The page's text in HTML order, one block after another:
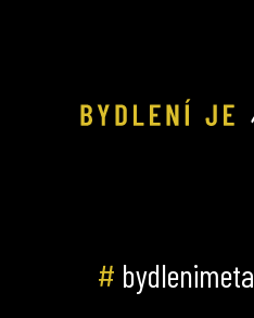
# bydlenimeta